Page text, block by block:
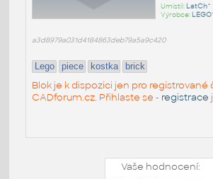
Umístil: LatCh^
Výrobce:
a3d8979a031d4184863deb79a5a9c420
Lego piece kostka brick
Blok je k dispozici jen pro registrované
CADforum.cz. Přihlaste se - registrace
Vaše hodnocení: